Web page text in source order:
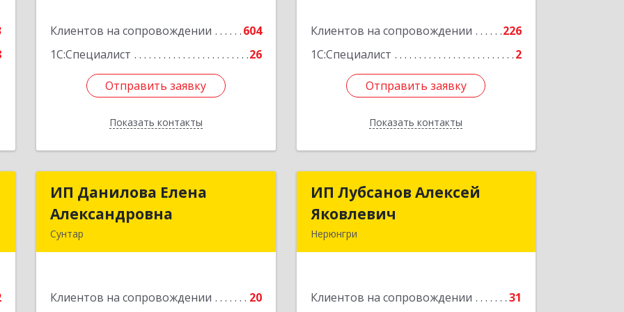
Клиентов на сопровождении
604
1С:Специалист
26
Отправить заявку
Показать контакты
Отправить заявку
Назад
Клиентов на сопровождении
226
1С:Специалист
2
Отправить заявку
Показать контакты
Отправить заявку
Назад
ИП Данилова Елена
Александровна
Сунтар
Клиентов на сопровождении 20
ИП Данилова Елена
Александровна
ИП Лубсанов Алексей
Яковлевич
Нерюнгри
Клиентов на сопровождении 31
ИП Лубсанов Алексей